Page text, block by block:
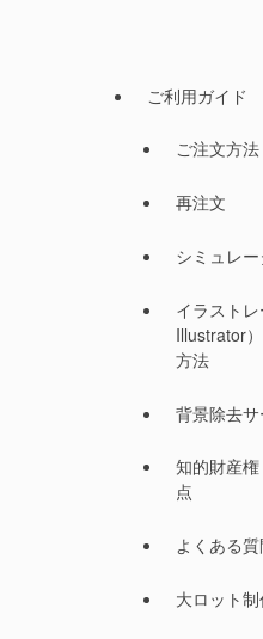
ご利用ガイド
ご注文方法
再注文
シミュレ
イラスト
Illustrator
方法
背景除去
知的財産
点
よくある質
大ロット